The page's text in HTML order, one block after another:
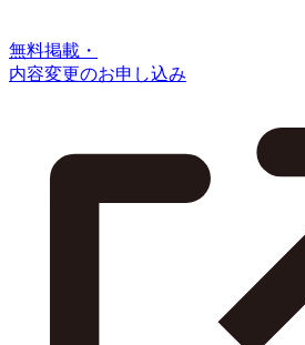
無料掲載・
内容変更のお申し込み